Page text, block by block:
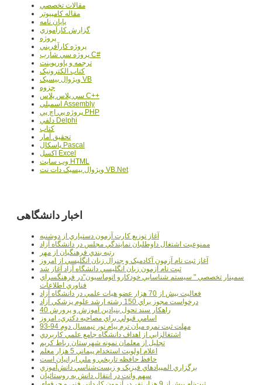
مقالات تخصصي
مقاله کامپیوتر
پایان نامه
گزارش کارآموزي
پروژه
پروژه کارآفريني
پروژه سي شارپ C#
ترجمه و پاورپوينت
کتاب الکترونيک
ويژوال بيسيک VB
جزوه
سي پلاس پلاس C++
اسمبلي Assembly
پروژه پي اچ پي PHP
دلفي Delphi
کتاب
تحقيق آمار
پاسکال Pascal
اکسل Excel
وب سايت HTML
ويژوال بيسيک دات نت VB.Net
اخبار دانشگاهی
آغاز توزيع کارت آزمون دستياري از دوشنبه
ممنوعيت اشتغال داوطلبان نمايندگي مجلس در دانشگاه آزاد
رتبه بندي فرهنگيان از مهر
آغاز ثبت نام آزمون آکادميک و جنرال زبان انگليسي از امروز
ثبت نام آزمون زبان انگليسي دانشگاه آزاد آغاز شد
سمينار تخصصي " سيستم شناسايي خودکارو اتوماسيون"در فرهنگسراي
فناوري اطلاعات
فعاليت بيش از 70 هزار عضو هيات علمي در دانشگاه آزاد
درخواست مجوز براي 150 رشته ارشد علوم پزشکي آزاد
40 راهکار سند تحول بنيادين آموزش و پرورش
اسامي قبولي براي مصاحبه دکتري، امروز
مهلت ثبت نمره میان ترم پیام نور نیمسال دوم 94-93
اشتغالزايي از اهداف دانشگاه جامع علمي کاربردي
تجليل از معلمان نمونه شهرستان رباط کريم
اعلام اولويت استخدام پيماني 5 هزار معلم
حافظ حافظه تاريخي و ملي ايرانيان است
برگزاري المپيادهاي فيزيک و زيست‌شناسي دانش‌آموزي
سهم وانت در انتقال دانش به روستائيان